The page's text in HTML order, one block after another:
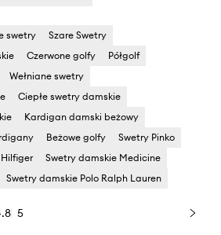
swetry
Szare Swetry
Czerwone golfy
Półgolf
Wełniane swetry
Ciepłe swetry damskie
Kardigan damski beżowy
Beżowe golfy
Swetry Pinko
Swetry damskie Medicine
Swetry damskie Polo Ralph Lauren
5